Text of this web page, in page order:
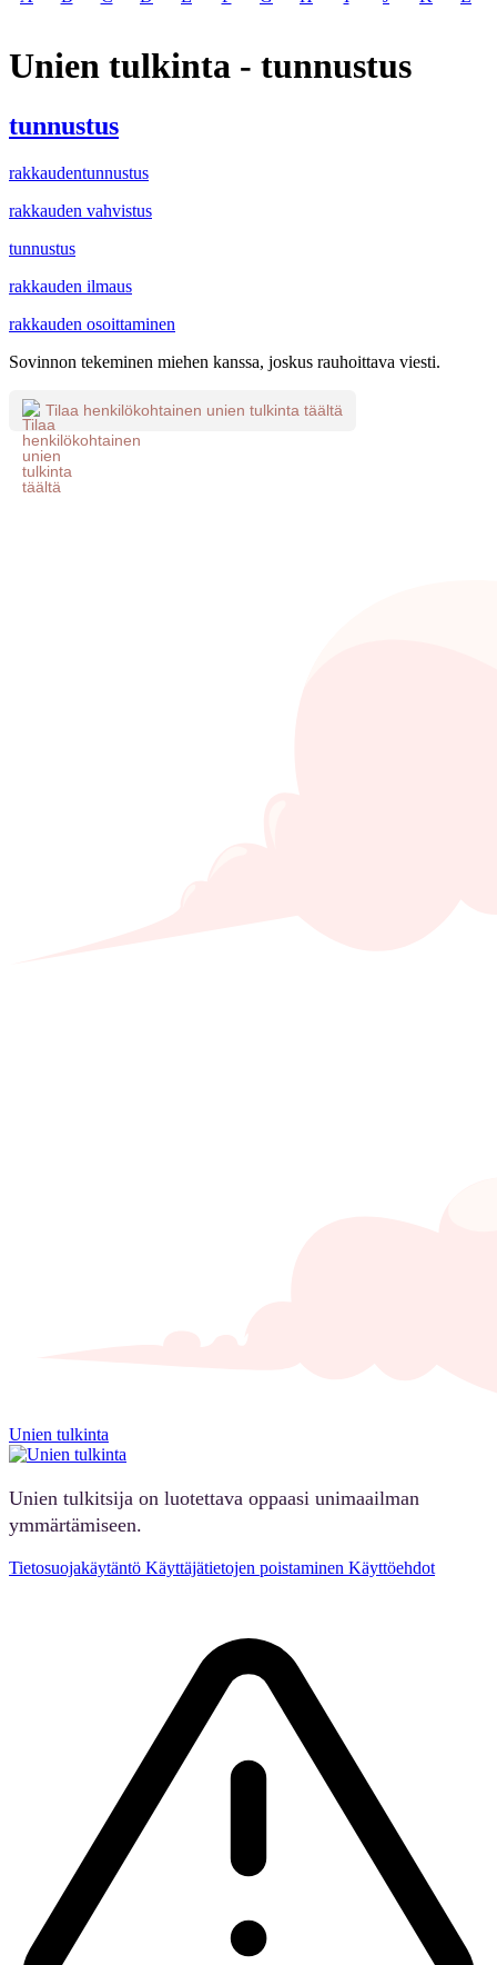
Unien tulkinta - tunnustus
tunnustus
rakkaudentunnustus
rakkauden vahvistus
tunnustus
rakkauden ilmaus
rakkauden osoittaminen
Sovinnon tekeminen miehen kanssa, joskus rauhoittava viesti.
Tilaa henkilökohtainen unien tulkinta täältä
Unien tulkinta
Unien tulkitsija on luotettava oppaasi unimaailman
ymmärtämiseen.
Tietosuojakäytäntö Käyttäjätietojen poistaminen Käyttöehdot